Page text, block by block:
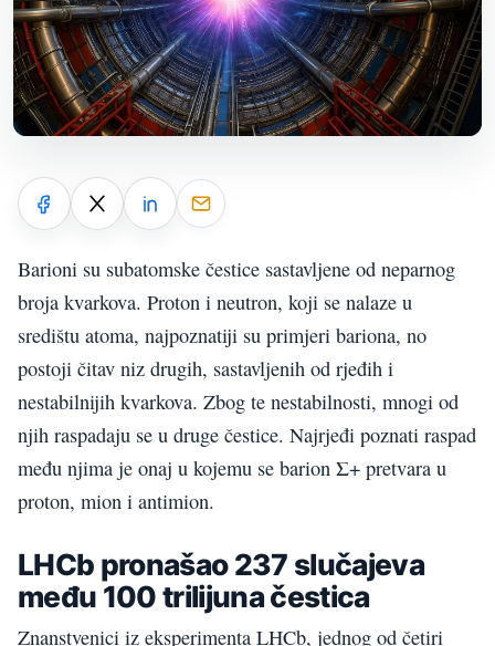
Barioni su subatomske čestice sastavljene od neparnog
broja kvarkova. Proton i neutron, koji se nalaze u
središtu atoma, najpoznatiji su primjeri bariona, no
postoji čitav niz drugih, sastavljenih od rjeđih i
nestabilnijih kvarkova. Zbog te nestabilnosti, mnogi od
njih raspadaju se u druge čestice. Najrjeđi poznati raspad
među njima je onaj u kojemu se barion Σ+ pretvara u
proton, mion i antimion.
LHCb pronašao 237 slučajeva
među 100 trilijuna čestica
Znanstvenici iz eksperimenta LHCb, jednog od četiri